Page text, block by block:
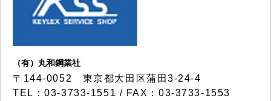
（有）丸和鋼業社
〒144-0052 東京都大田区蒲田3-24-4
TEL：03-3733-1551 / FAX：03-3733-1553